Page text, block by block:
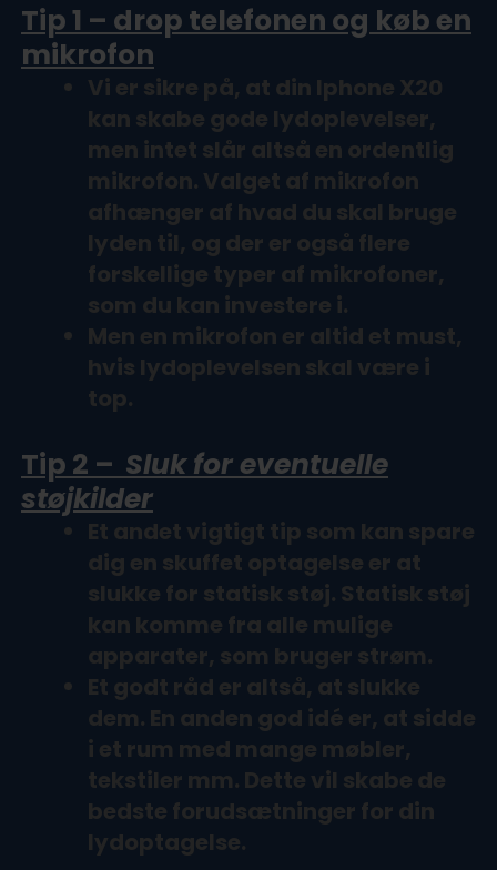
Tip 1 – drop telefonen og køb en
mikrofon
Vi er sikre på, at din Iphone X20
kan skabe gode lydoplevelser,
men intet slår altså en ordentlig
mikrofon. Valget af mikrofon
afhænger af hvad du skal bruge
lyden til, og der er også flere
forskellige typer af mikrofoner,
som du kan investere i.
Men en mikrofon er altid et must,
hvis lydoplevelsen skal være i
top.
Tip 2 – Sluk for eventuelle
støjkilder
Et andet vigtigt tip som kan spare
dig en skuffet optagelse er at
slukke for statisk støj. Statisk støj
kan komme fra alle mulige
apparater, som bruger strøm.
Et godt råd er altså, at slukke
dem. En anden god idé er, at sidde
i et rum med mange møbler,
tekstiler mm. Dette vil skabe de
bedste forudsætninger for din
lydoptagelse.